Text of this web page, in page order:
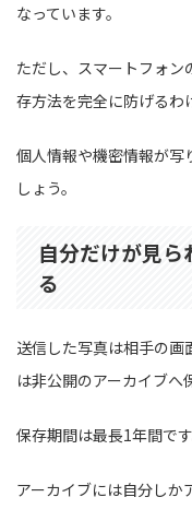
なっています。
ただし、スマートフォン
存方法を完全に防げるわ
個人情報や機密情報が写
しょう。
自分だけが見
る
送信した写真は相手の
は非公開のアーカイブへ
保存期間は最長1年間です
アーカイブには自分しか